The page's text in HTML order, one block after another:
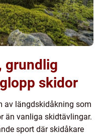
grundlig
skidor
av längdskidåkning som
än vanliga skidtävlingar.
sport där skidåkare